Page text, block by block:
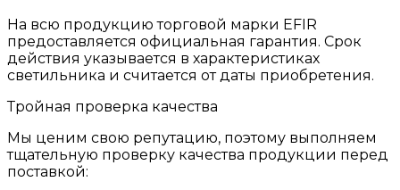
На всю продукцию торговой марки EFIR
предоставляется официальная гарантия. Срок
действия указывается в характеристиках
светильника и считается от даты приобретения.
Тройная проверка качества
Мы ценим свою репутацию, поэтому выполняем
тщательную проверку качества продукции перед
поставкой: